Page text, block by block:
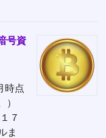
号資
時点
）
７
ま